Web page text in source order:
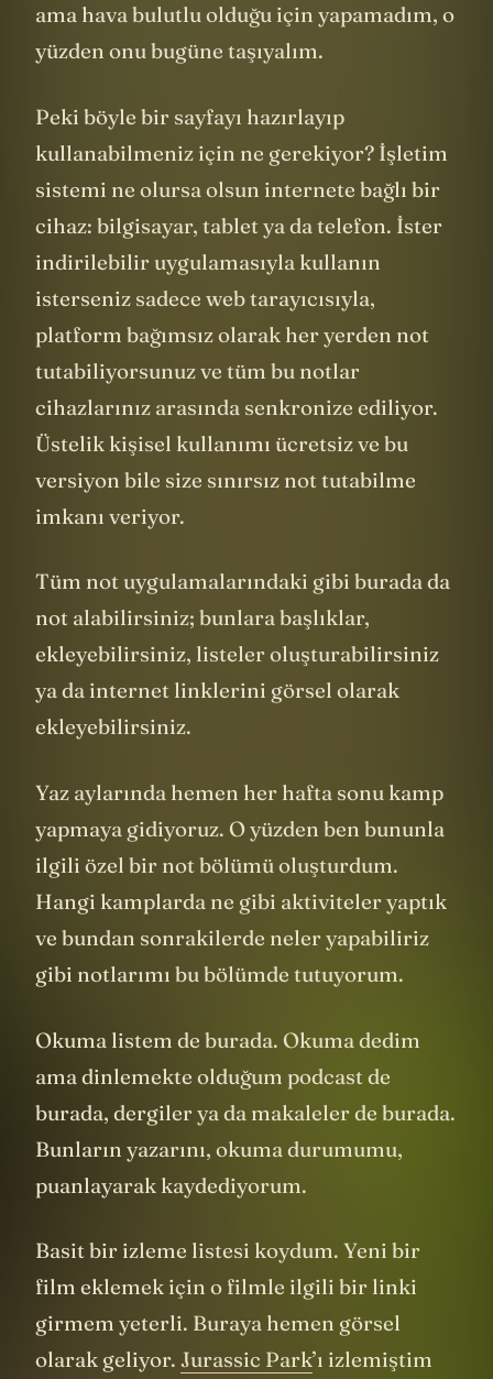
ama hava bulutlu olduğu için yapamadım, o
yüzden onu bugüne taşıyalım.
Peki böyle bir sayfayı hazırlayıp
kullanabilmeniz için ne gerekiyor? İşletim
sistemi ne olursa olsun internete bağlı bir
cihaz: bilgisayar, tablet ya da telefon. İster
indirilebilir uygulamasıyla kullanın
isterseniz sadece web tarayıcısıyla,
platform bağımsız olarak her yerden not
tutabiliyorsunuz ve tüm bu notlar
cihazlarınız arasında senkronize ediliyor.
Üstelik kişisel kullanımı ücretsiz ve bu
versiyon bile size sınırsız not tutabilme
imkanı veriyor.
Tüm not uygulamalarındaki gibi burada da
not alabilirsiniz; bunlara başlıklar,
ekleyebilirsiniz, listeler oluşturabilirsiniz
ya da internet linklerini görsel olarak
ekleyebilirsiniz.
Yaz aylarında hemen her hafta sonu kamp
yapmaya gidiyoruz. O yüzden ben bununla
ilgili özel bir not bölümü oluşturdum.
Hangi kamplarda ne gibi aktiviteler yaptık
ve bundan sonrakilerde neler yapabiliriz
gibi notlarımı bu bölümde tutuyorum.
Okuma listem de burada. Okuma dedim
ama dinlemekte olduğum podcast de
burada, dergiler ya da makaleler de burada.
Bunların yazarını, okuma durumumu,
puanlayarak kaydediyorum.
Basit bir izleme listesi koydum. Yeni bir
film eklemek için o filmle ilgili bir linki
girmem yeterli. Buraya hemen görsel
olarak geliyor. Jurassic Park’ı izlemiştim